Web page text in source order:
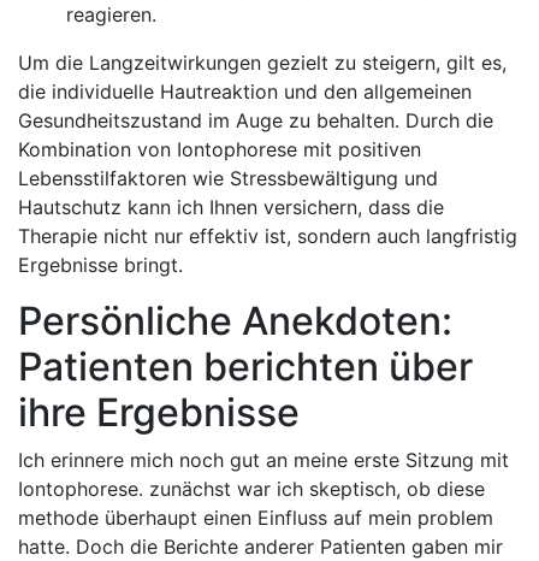
reagieren.
Um die Langzeitwirkungen gezielt zu ⁤steigern, gilt es, ​
die individuelle Hautreaktion und ‍den allgemeinen⁢
Gesundheitszustand ⁤im Auge ⁤zu behalten. Durch die
Kombination von Iontophorese mit positiven
Lebensstilfaktoren wie Stressbewältigung und
Hautschutz kann⁢ ich Ihnen‌ versichern,‌ dass die ​
Therapie nicht ​nur effektiv ist, ⁢sondern⁢ auch langfristig
Ergebnisse bringt.
Persönliche Anekdoten:
Patienten berichten über⁤
ihre Ergebnisse
Ich erinnere mich⁣ noch gut an ‌meine erste Sitzung mit
Iontophorese. zunächst war ich⁣ skeptisch, ob diese‌
methode überhaupt einen Einfluss auf mein problem
hatte. Doch ⁣die⁣ Berichte anderer⁣ Patienten gaben​ mir